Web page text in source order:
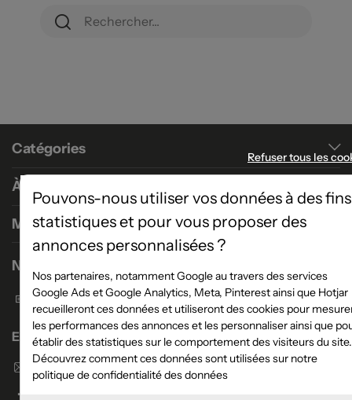
Catégories
À propos
Magasins
Nous contacter
Formulaire de contact
Enseigne Atlas Home
Envoyer un email
Refuser tous les
Pouvons-nous utiliser vos données à des fins
statistiques et pour vous proposer des
annonces personnalisées ?
Nos partenaires, notamment Google au travers des services
Google Ads et Google Analytics, Meta, Pinterest ainsi que Hotjar
recueilleront ces données et utiliseront des cookies pour
les performances des annonces et les personnaliser ainsi que
établir des statistiques sur le comportement des visiteurs du site.
Découvrez comment ces données sont utilisées sur notre
politique de confidentialité des données